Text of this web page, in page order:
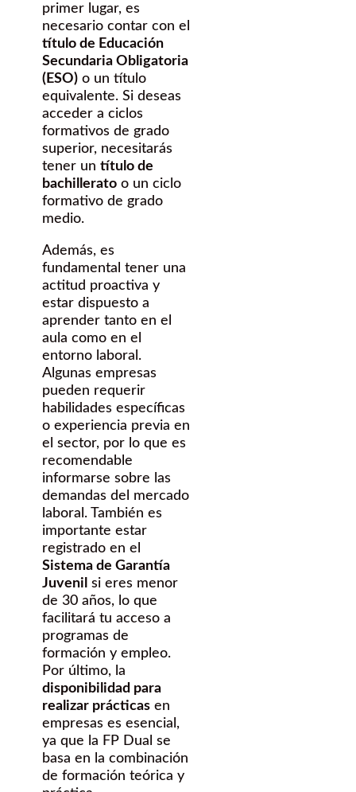
primer lugar, es
necesario contar con el
título de Educación
Secundaria Obligatoria
(ESO) o un título
equivalente. Si deseas
acceder a ciclos
formativos de grado
superior, necesitarás
tener un título de
bachillerato o un ciclo
formativo de grado
medio.
Además, es
fundamental tener una
actitud proactiva y
estar dispuesto a
aprender tanto en el
aula como en el
entorno laboral.
Algunas empresas
pueden requerir
habilidades específicas
o experiencia previa en
el sector, por lo que es
recomendable
informarse sobre las
demandas del mercado
laboral. También es
importante estar
registrado en el
Sistema de Garantía
Juvenil si eres menor
de 30 años, lo que
facilitará tu acceso a
programas de
formación y empleo.
Por último, la
disponibilidad para
realizar prácticas en
empresas es esencial,
ya que la FP Dual se
basa en la combinación
de formación teórica y